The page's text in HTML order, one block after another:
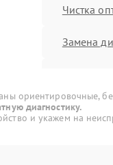
Чистка
Замена
Ремонт/
ориентировочные,
диагностику.
и укажем на